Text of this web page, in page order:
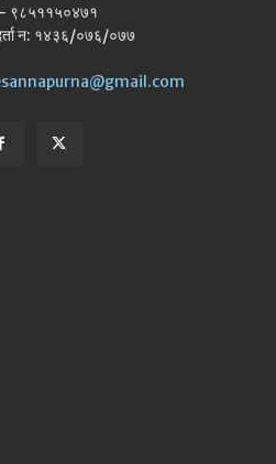
- ९८५११५०४७१
न: १४३६/०७६/०७७